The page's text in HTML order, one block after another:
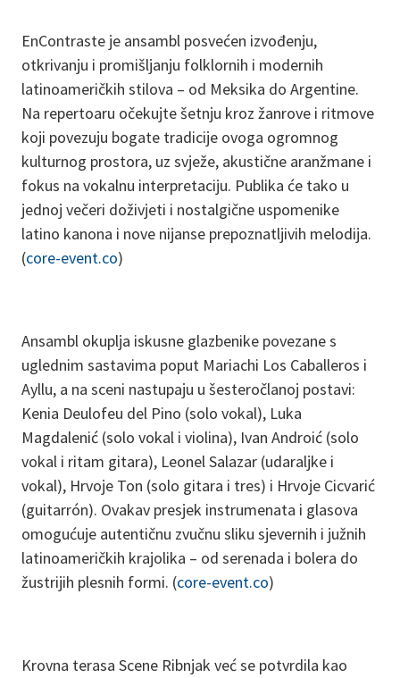
EnContraste je ansambl posvećen izvođenju,
otkrivanju i promišljanju folklornih i modernih
latinoameričkih stilova – od Meksika do Argentine.
Na repertoaru očekujte šetnju kroz žanrove i ritmove
koji povezuju bogate tradicije ovoga ogromnog
kulturnog prostora, uz svježe, akustične aranžmane i
fokus na vokalnu interpretaciju. Publika će tako u
jednoj večeri doživjeti i nostalgične uspomenike
latino kanona i nove nijanse prepoznatljivih melodija.
(core-event.co)
Ansambl okuplja iskusne glazbenike povezane s
uglednim sastavima poput Mariachi Los Caballeros i
Ayllu, a na sceni nastupaju u šesteročlanoj postavi:
Kenia Deulofeu del Pino (solo vokal), Luka
Magdalenić (solo vokal i violina), Ivan Androić (solo
vokal i ritam gitara), Leonel Salazar (udaraljke i
vokal), Hrvoje Ton (solo gitara i tres) i Hrvoje Cicvarić
(guitarrón). Ovakav presjek instrumenata i glasova
omogućuje autentičnu zvučnu sliku sjevernih i južnih
latinoameričkih krajolika – od serenada i bolera do
žustrijih plesnih formi. (core-event.co)
Krovna terasa Scene Ribnjak već se potvrdila kao